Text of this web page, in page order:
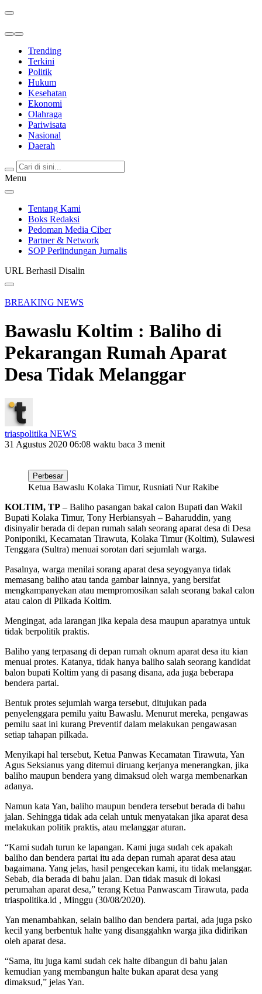
Trending
Terkini
Politik
Hukum
Kesehatan
Ekonomi
Olahraga
Pariwisata
Nasional
Daerah
Menu
Tentang Kami
Boks Redaksi
Pedoman Media Ciber
Partner & Network
SOP Perlindungan Jurnalis
URL Berhasil Disalin
BREAKING NEWS
Bawaslu Koltim : Baliho di
Pekarangan Rumah Aparat
Desa Tidak Melanggar
triaspolitika NEWS
31 Agustus 2020 06:08 waktu baca 3 menit
Perbesar
Ketua Bawaslu Kolaka Timur, Rusniati Nur Rakibe
KOLTIM, TP – Baliho pasangan bakal calon Bupati dan Wakil
Bupati Kolaka Timur, Tony Herbiansyah – Baharuddin, yang
disinyalir berada di depan rumah salah seorang aparat desa di Desa
Poniponiki, Kecamatan Tirawuta, Kolaka Timur (Koltim), Sulawesi
Tenggara (Sultra) menuai sorotan dari sejumlah warga.
Pasalnya, warga menilai sorang aparat desa seyogyanya tidak
memasang baliho atau tanda gambar lainnya, yang bersifat
mengkampanyekan atau mempromosikan salah seorang bakal calon
atau calon di Pilkada Koltim.
Mengingat, ada larangan jika kepala desa maupun aparatnya untuk
tidak berpolitik praktis.
Baliho yang terpasang di depan rumah oknum aparat desa itu kian
menuai protes. Katanya, tidak hanya baliho salah seorang kandidat
balon bupati Koltim yang di pasang disana, ada juga beberapa
bendera partai.
Bentuk protes sejumlah warga tersebut, ditujukan pada
penyelenggara pemilu yaitu Bawaslu. Menurut mereka, pengawas
pemilu saat ini kurang Preventif dalam melakukan pengawasan
setiap tahapan pilkada.
Menyikapi hal tersebut, Ketua Panwas Kecamatan Tirawuta, Yan
Agus Seksianus yang ditemui diruang kerjanya menerangkan, jika
baliho maupun bendera yang dimaksud oleh warga membenarkan
adanya.
Namun kata Yan, baliho maupun bendera tersebut berada di bahu
jalan. Sehingga tidak ada celah untuk menyatakan jika aparat desa
melakukan politik praktis, atau melanggar aturan.
“Kami sudah turun ke lapangan. Kami juga sudah cek apakah
baliho dan bendera partai itu ada depan rumah aparat desa atau
bagaimana. Yang jelas, hasil pengecekan kami, itu tidak melanggar.
Sebab, dia berada di bahu jalan. Dan tidak masuk di lokasi
perumahan aparat desa,” terang Ketua Panwascam Tirawuta, pada
triaspolitika.id , Minggu (30/08/2020).
Yan menambahkan, selain baliho dan bendera partai, ada juga psko
kecil yang berbentuk halte yang disanggahkn warga jika didirikan
oleh aparat desa.
“Sama, itu juga kami sudah cek halte dibangun di bahu jalan
kemudian yang membangun halte bukan aparat desa yang
dimaksud,” jelas Yan.